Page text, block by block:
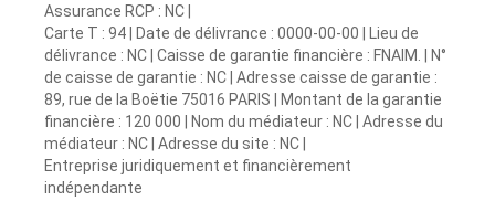
Assurance RCP : NC |
Carte T : 94 | Date de délivrance : 0000-00-00 | Lieu de
délivrance : NC | Caisse de garantie financière : FNAIM. | N°
de caisse de garantie : NC | Adresse caisse de garantie :
89, rue de la Boëtie 75016 PARIS | Montant de la garantie
financière : 120 000 | Nom du médiateur : NC | Adresse du
médiateur : NC | Adresse du site : NC |
Entreprise juridiquement et financièrement
indépendante